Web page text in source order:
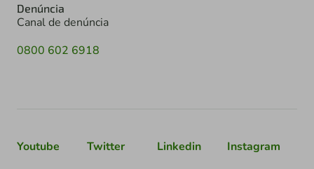
Denúncia
Canal de denúncia
0800 602 6918
Youtube Twitter Linkedin Instagram